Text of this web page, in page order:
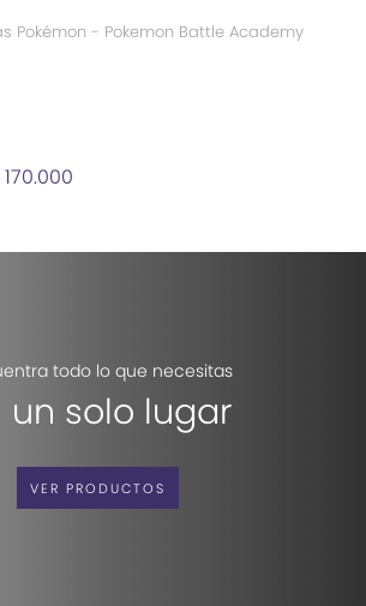
Pokémon - Pokemon Battle Academy
todo lo que necesitas
un solo lugar
VER PRODUCTOS